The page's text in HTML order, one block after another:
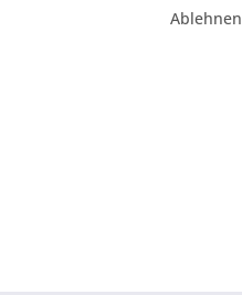
Ablehnen